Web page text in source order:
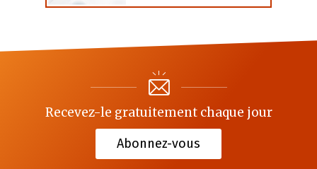
Recevez-le gratuitement chaque jour
Abonnez-vous